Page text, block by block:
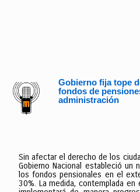
Gobierno fija tope
fondos de
administración
Sin afectar el derecho de los
Gobierno Nacional estableció un
los fondos pensionales en el
30%. La medida, contemplada